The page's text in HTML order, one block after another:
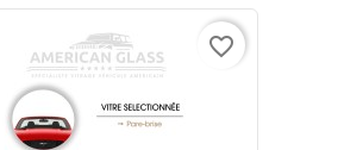
favorite_border